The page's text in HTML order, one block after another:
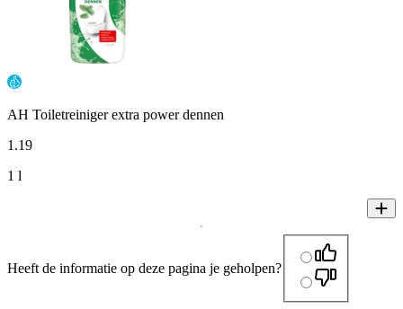
AH Toiletreiniger extra power dennen
1 .19
1 l
Heeft de informatie op deze pagina je geholpen?